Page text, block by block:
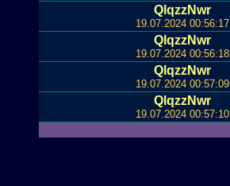
QlqzzNwr
19.07.2024 00:56:17
QlqzzNwr
19.07.2024 00:56:18
QlqzzNwr
19.07.2024 00:57:09
QlqzzNwr
19.07.2024 00:57:10